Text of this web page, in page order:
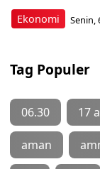
Ekonomi Senin,
Tag Populer
06.30 17
aman